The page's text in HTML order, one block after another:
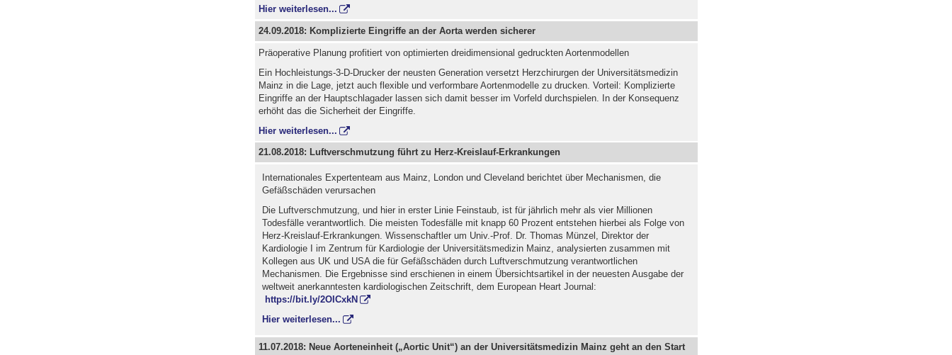
Hier weiterlesen...
24.09.2018: Komplizierte Eingriffe an der Aorta werden sicherer
Präoperative Planung profitiert von optimierten dreidimensional gedruckten Aortenmodellen
Ein Hochleistungs-3-D-Drucker der neusten Generation versetzt Herzchirurgen der Universitätsmedizin
Mainz in die Lage, jetzt auch flexible und verformbare Aortenmodelle zu drucken. Vorteil: Komplizierte
Eingriffe an der Hauptschlagader lassen sich damit besser im Vorfeld durchspielen. In der Konsequenz
erhöht das die Sicherheit der Eingriffe.
Hier weiterlesen...
21.08.2018: Luftverschmutzung führt zu Herz-Kreislauf-Erkrankungen
Internationales Expertenteam aus Mainz, London und Cleveland berichtet über Mechanismen, die
Gefäßschäden verursachen
Die Luftverschmutzung, und hier in erster Linie Feinstaub, ist für jährlich mehr als vier Millionen
Todesfälle verantwortlich. Die meisten Todesfälle mit knapp 60 Prozent entstehen hierbei als Folge von
Herz-Kreislauf-Erkrankungen. Wissenschaftler um Univ.-Prof. Dr. Thomas Münzel, Direktor der
Kardiologie I im Zentrum für Kardiologie der Universitätsmedizin Mainz, analysierten zusammen mit
Kollegen aus UK und USA die für Gefäßschäden durch Luftverschmutzung verantwortlichen
Mechanismen. Die Ergebnisse sind erschienen in einem Übersichtsartikel in der neuesten Ausgabe der
weltweit anerkanntesten kardiologischen Zeitschrift, dem European Heart Journal:
https://bit.ly/2OICxkN
Hier weiterlesen...
11.07.2018: Neue Aorteneinheit („Aortic Unit“) an der Universitätsmedizin Mainz geht an den Start